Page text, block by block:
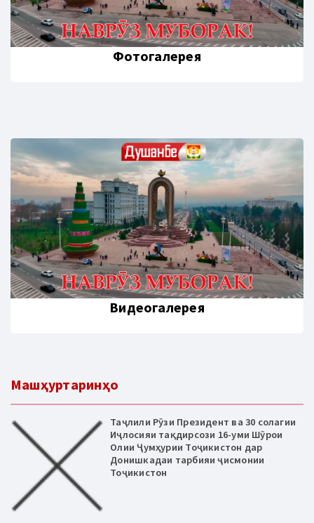
Фотогалерея
Видеогалерея
Машҳуртаринҳо
Таҷлили Рӯзи Президент ва 30 солагии
Иҷлосияи тақдирсози 16-уми Шӯрои
Олии Ҷумҳурии Тоҷикистон дар
Донишкадаи тарбияи ҷисмонии
Тоҷикистон